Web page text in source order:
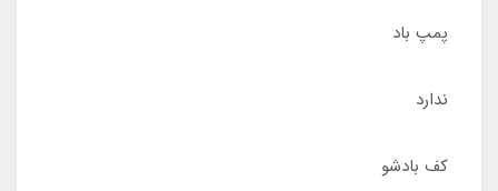
پمپ باد
ندارد
کف بادشو